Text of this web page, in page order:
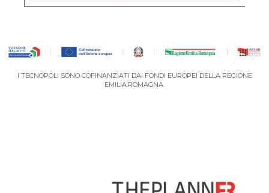
I TECNOPOLI SONO COFINANZIATI DAI FONDI EUROPEI DELLA REGIONE
EMILIA.ROMAGNA.